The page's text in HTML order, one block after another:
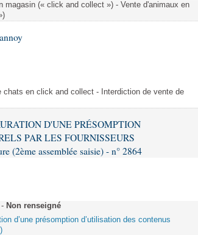
magasin (« click and collect ») - Vente d'animaux en
en click and collect - Interdiction de vente de
D'UNE PRÉSOMPTION
PAR LES FOURNISSEURS
assemblée saisie) - n° 2864
Non renseigné
d’une présomption d’utilisation des contenus